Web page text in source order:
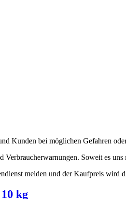
Kunden bei möglichen Gefahren
Soweit es
melden und der Kaufpreis wird
kg